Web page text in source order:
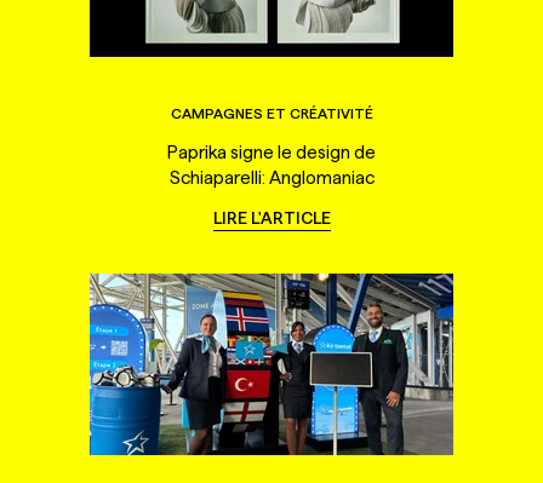
CAMPAGNES ET CRÉATIVITÉ
Paprika signe le design de
Schiaparelli: Anglomaniac
LIRE L'ARTICLE